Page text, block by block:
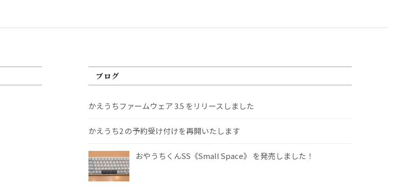
ブログ
かえうちファームウェア 3.5 をリリースしました
かえうち2 の予約受け付けを再開いたします
おやうちくんSS《Small Space》 を発売しました！